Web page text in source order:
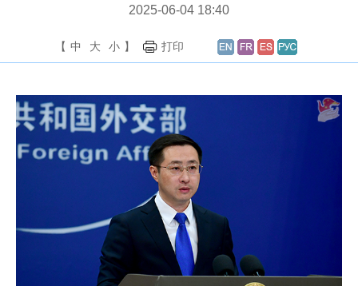
2025-06-04 18:40
【 中 大 小 】 打印